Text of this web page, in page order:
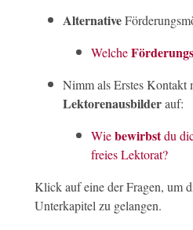
Alternative
Welche
Nimm als Erstes Kontakt
Lektorenausbilderauf:
Wiebewirbstdu
freies Lektorat?
Klick auf eine der Fragen, um
Unterkapitel zu gelangen.